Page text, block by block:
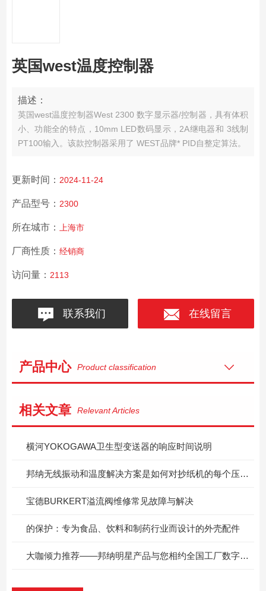
英国west温度控制器
描述：
英国west温度控制器West 2300 数字显示器/控制器，具有体积
小、功能全的特点，10mm LED数码显示，2A继电器和 3线制
PT100输入。该款控制器采用了 WEST品牌* PID自整定算法。
更新时间： 2024-11-24
产品型号： 2300
所在城市： 上海市
厂商性质： 经销商
访问量： 2113
联系我们 在线留言
产品中心 Product classification
相关文章 Relevant Articles
横河YOKOGAWA卫生型变送器的响应时间说明
邦纳无线振动和温度解决方案是如何对抄纸机的每个压辊进行监控的？
宝德BURKERT溢流阀维修常见故障与解决
的保护：专为食品、饮料和制药行业而设计的外壳配件
大咖倾力推荐——邦纳明星产品与您相约全国工厂数字化升级解决方案研讨会！